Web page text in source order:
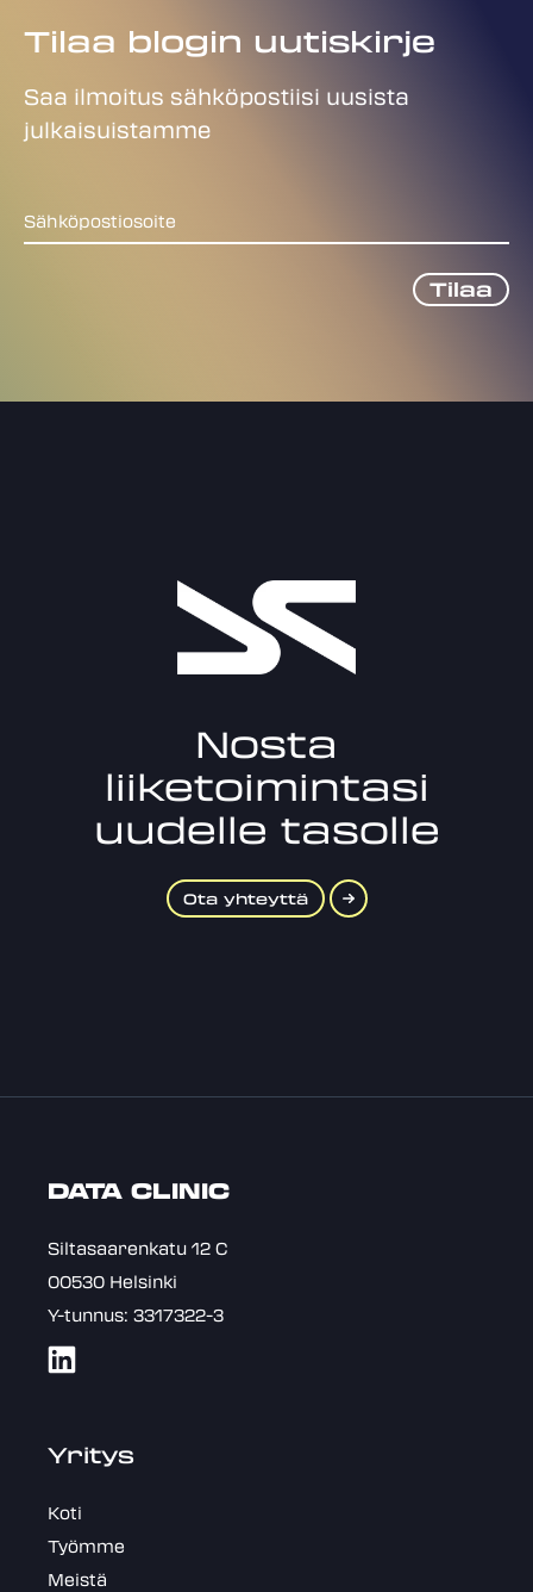
Tilaa blogin uutiskirje
Saa ilmoitus sähköpostiisi uusista
julkaisuistamme
Sähköpostiosoite
Tilaa
Nosta
liiketoimintasi
uudelle tasolle
Ota yhteyttä
DATA CLINIC
Siltasaarenkatu 12 C
00530 Helsinki
Y-tunnus: 3317322-3
Yritys
Koti
Työmme
Meistä